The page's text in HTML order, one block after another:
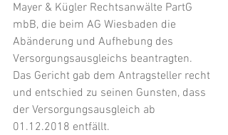
Mayer & Kügler Rechtsanwälte PartG
mbB, die beim AG Wiesbaden die
Abänderung und Aufhebung des
Versorgungsausgleichs beantragten.
Das Gericht gab dem Antragsteller recht
und entschied zu seinen Gunsten, dass
der Versorgungsausgleich ab
01.12.2018 entfällt.